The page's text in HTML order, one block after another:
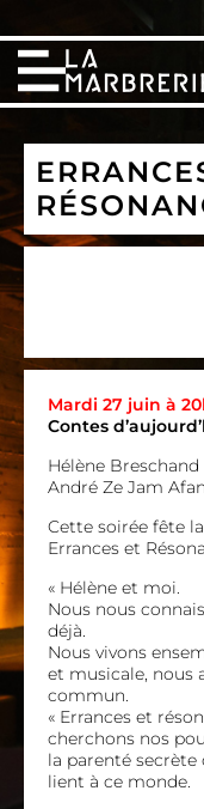
Mardi 27 juin à
Contes
Hélène
André Ze Jam
Cette soirée fête
Errances et
« Hélène et moi.
Nous nous
déjà.
Nous vivons
et musicale, nous
commun.
« Errances et
cherchons nos
la parenté
lient à ce monde.